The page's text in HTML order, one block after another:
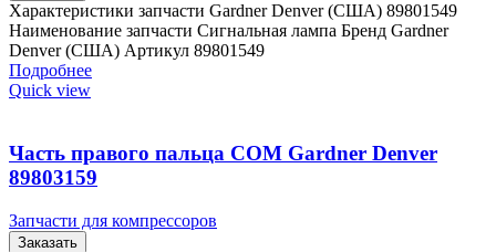
Характеристики запчасти Gardner Denver (США) 89801549
Наименование запчасти Сигнальная лампа Бренд Gardner
Denver (США) Артикул 89801549
Подробнее
Quick view
Часть правого пальца COM Gardner Denver
89803159
Запчасти для компрессоров
Заказать